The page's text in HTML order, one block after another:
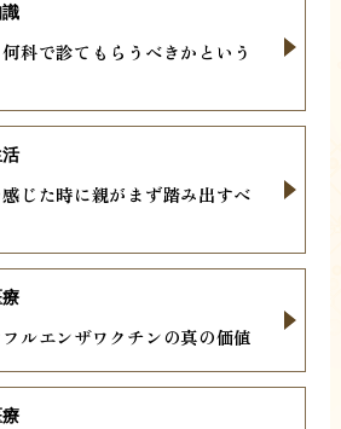
科で診てもらうべきかという
じた時に親がまず踏み出すべ
ルエンザワクチンの真の価値
療
療